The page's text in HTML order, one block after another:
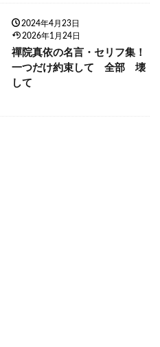
2024年4月23日
2026年1月24日
禪院真依の名言・セリフ集！
一つだけ約束して 全部 壊
して